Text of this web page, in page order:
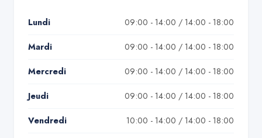
Lundi 09:00 - 14:00 / 14:00 - 18:00
Mardi 09:00 - 14:00 / 14:00 - 18:00
Mercredi 09:00 - 14:00 / 14:00 - 18:00
Jeudi 09:00 - 14:00 / 14:00 - 18:00
Vendredi 10:00 - 14:00 / 14:00 - 18:00